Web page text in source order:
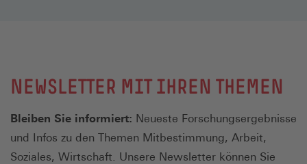
NEWSLETTER MIT IHREN THEMEN
Bleiben Sie informiert: Neueste Forschungsergebnisse
und Infos zu den Themen Mitbestimmung, Arbeit,
Soziales, Wirtschaft. Unsere Newsletter können Sie